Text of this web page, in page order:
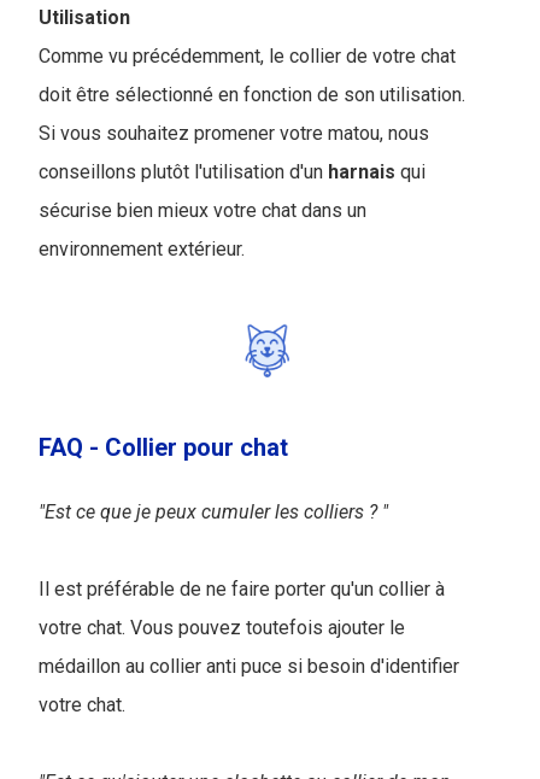
Utilisation
Comme vu précédemment, le collier de votre chat
doit être sélectionné en fonction de son utilisation.
Si vous souhaitez promener votre matou, nous
conseillons plutôt l'utilisation d'un harnais qui
sécurise bien mieux votre chat dans un
environnement extérieur.
FAQ - Collier pour chat
"Est ce que je peux cumuler les colliers ? "
Il est préférable de ne faire porter qu'un collier à
votre chat. Vous pouvez toutefois ajouter le
médaillon au collier anti puce si besoin d'identifier
votre chat.